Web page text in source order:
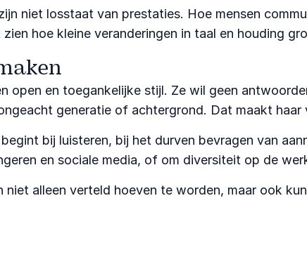
niet losstaat van prestaties. Hoe mensen
hoe kleine veranderingen in taal en houding
open en toegankelijke stijl. Ze wil geen
generatie of achtergrond. Dat maakt haar
bij luisteren, bij het durven bevragen van
en sociale media, of om diversiteit op de
alleen verteld hoeven te worden, maar ook